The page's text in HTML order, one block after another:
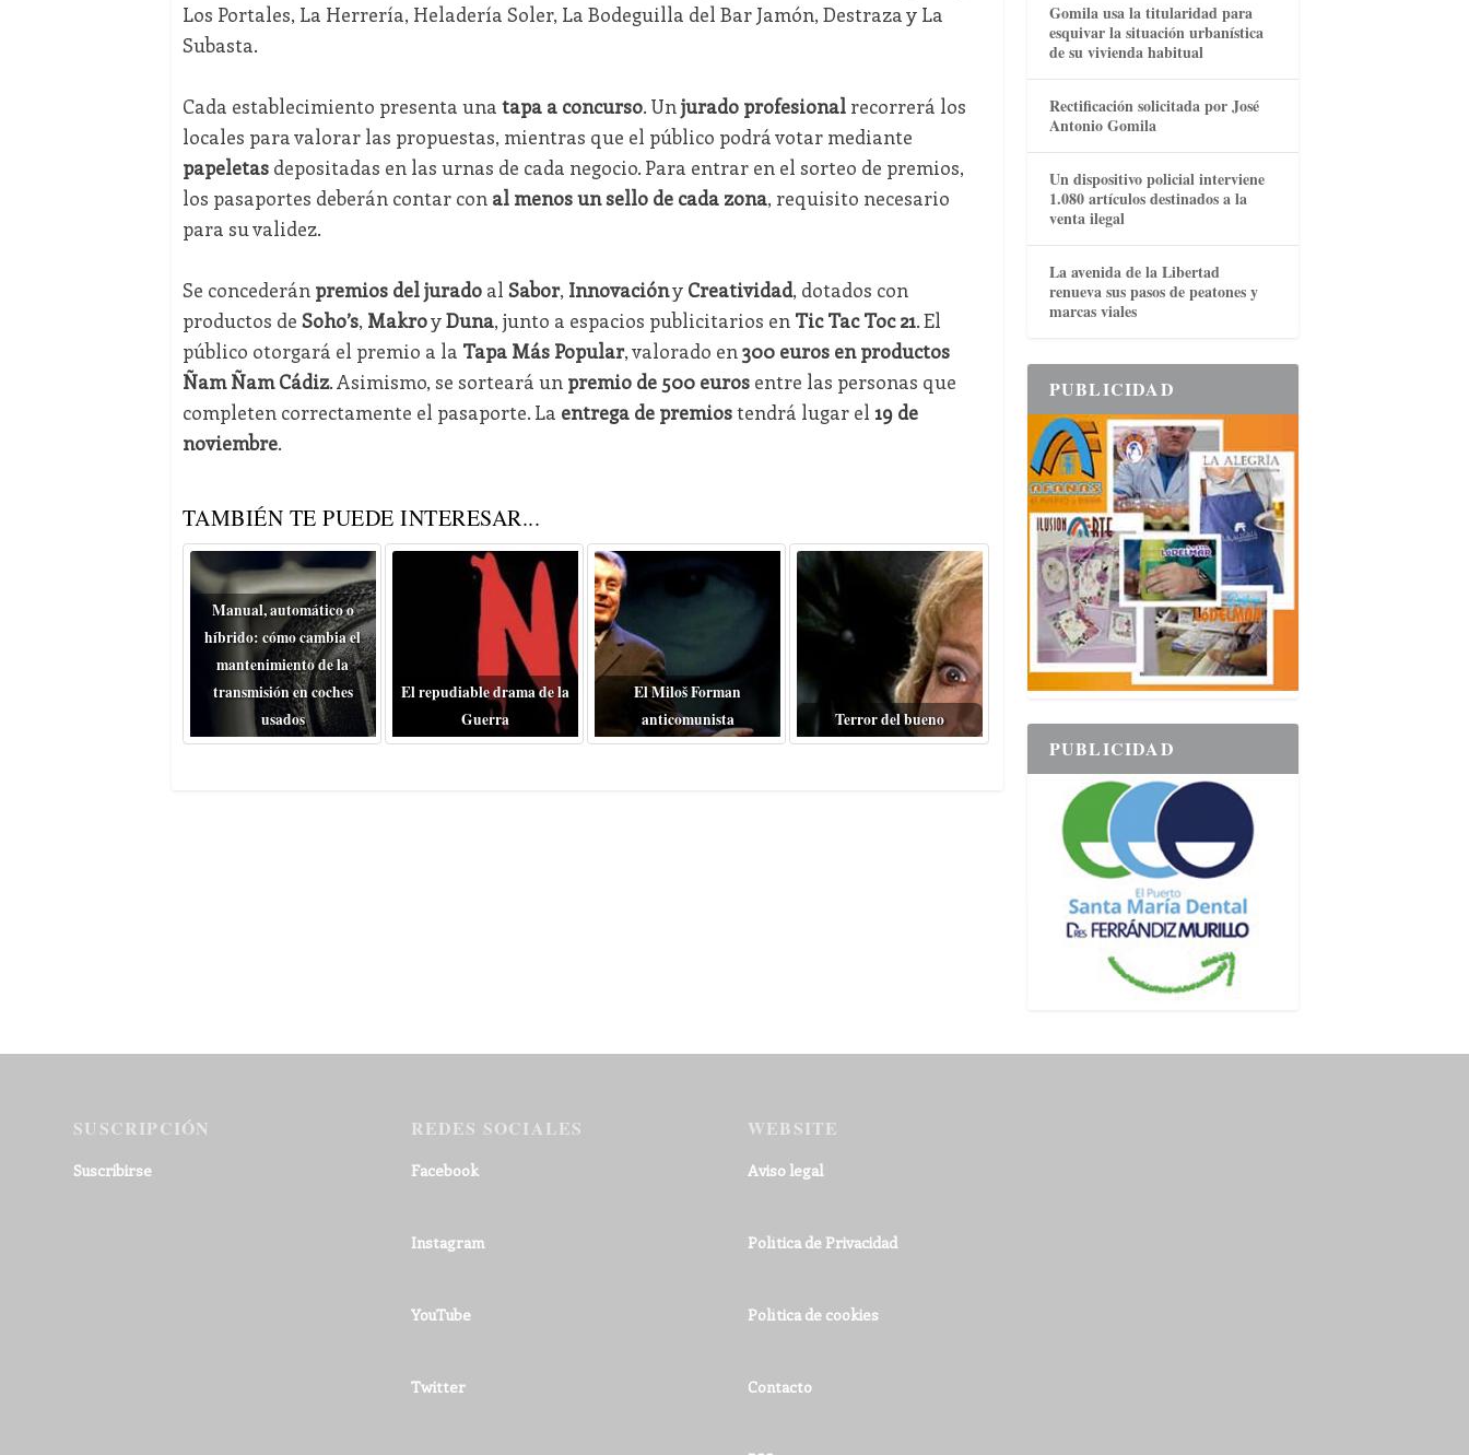
Los Portales, La Herrería, Heladería Soler, La Bodeguilla del Bar Jamón, Destraza y La
Subasta.
Cada establecimiento presenta una tapa a concurso. Unjurado profesionalrecorrerá los
locales para valorar las propuestas, mientras que el público podrá votar mediante
papeletasdepositadas en las urnas de cada negocio. Para entrar en el sorteo de premios,
los pasaportes deberán contar con al menos un sello de cada zona, requisito necesario
para su validez.
Se concederán premios del juradoal Sabor, Innovacióny Creatividad, dotados con
productos de Soho’s, MakroyDuna, junto a espacios publicitarios en Tic Tac Toc 21. El
público otorgará el premio a la Tapa Más Popular, valorado en300 euros en productos
Ñam Ñam Cádiz. Asimismo, se sorteará un premio de 500 eurosentre las personas que
completen correctamente el pasaporte. La entrega de premiostendrá lugar el 19 de
noviembre.
TAMBIÉN TE PUEDE INTERESAR...
Manual, automático o
híbrido: cómo cambia el
mantenimiento de la
transmisión en coches
usados
El repudiable drama de la
Guerra
El Miloš Forman
anticomunista
Terror del bueno
Gomila usa la titularidad para
esquivar la situación urbanística
de su vivienda habitual
Rectificación solicitada por José
Antonio Gomila
Un dispositivo policial interviene
1.080 artículos destinados a la
venta ilegal
La avenida de la Libertad
renueva sus pasos de peatones y
marcas viales
PUBLICIDAD
PUBLICIDAD
SUSCRIPCIÓN
Suscribirse
REDES SOCIALES
Facebook
Instagram
YouTube
Twitter
WEBSITE
Aviso legal
Política de Privacidad
Política de cookies
Contacto